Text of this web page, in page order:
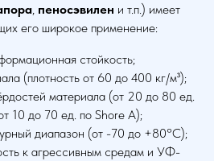
, пеносэвилен и т.п.) имеет
его широкое применение:
стойкость;
(плотность от 60 до 400 кг/м³);
материала (от 20 до 80 ед.
10 до 70 ед. по Shore А);
диапазон (от -70 до +80°C);
к агрессивным средам и УФ-